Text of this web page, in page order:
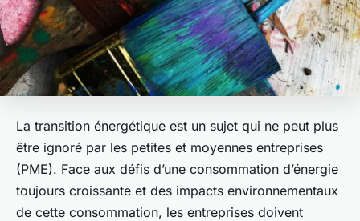
La transition énergétique est un sujet qui ne peut plus
être ignoré par les petites et moyennes entreprises
(PME). Face aux défis d’une consommation d’énergie
toujours croissante et des impacts environnementaux
de cette consommation, les entreprises doivent